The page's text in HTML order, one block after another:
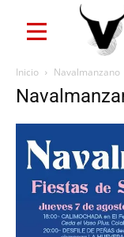
Inicio Navalmanzano